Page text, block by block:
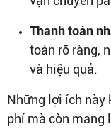
Thanh toán
toán rõ ràng,
và hiệu quả.
Những lợi ích này
phí mà còn mang